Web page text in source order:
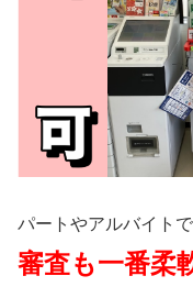
パートやアルバイト
審査も一番柔